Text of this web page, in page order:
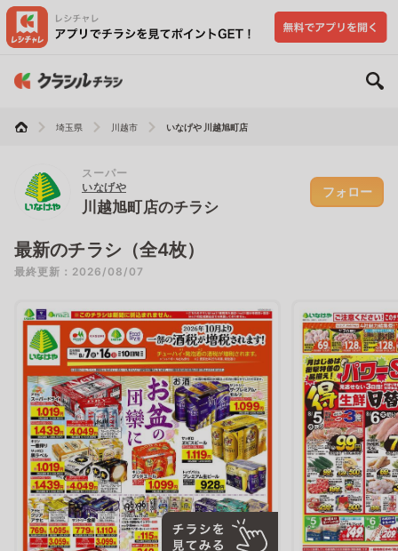
埼玉県 川越市 いなげや 川越旭町店
スーパー
いなげや
川越旭町店のチラシ
フォロー
最新のチラシ（全4枚）
最終更新：2026/08/07